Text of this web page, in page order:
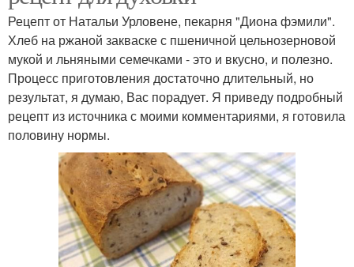
Рецепт от Натальи Урловене, пекарня "Диона фэмили".
Хлеб на ржаной закваске с пшеничной цельнозерновой
мукой и льняными семечками - это и вкусно, и полезно.
Процесс приготовления достаточно длительный, но
результат, я думаю, Вас порадует. Я приведу подробный
рецепт из источника с моими комментариями, я готовила
половину нормы.